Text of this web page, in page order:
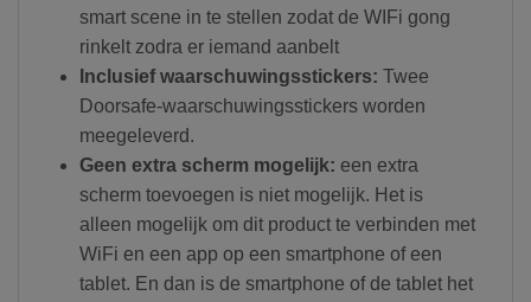
smart scene in te stellen zodat de WIFi gong
rinkelt zodra er iemand aanbelt
Inclusief waarschuwingsstickers: Twee
Doorsafe-waarschuwingsstickers worden
meegeleverd.
Geen extra scherm mogelijk: een extra
scherm toevoegen is niet mogelijk. Het is
alleen mogelijk om dit product te verbinden met
WiFi en een app op een smartphone of een
tablet. En dan is de smartphone of de tablet het